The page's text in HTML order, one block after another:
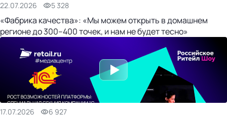
22.07.2026 5 328
«Фабрика качества»: «Мы можем открыть в домашнем
регионе до 300–400 точек, и нам не будет тесно»
17.07.2026 6 927